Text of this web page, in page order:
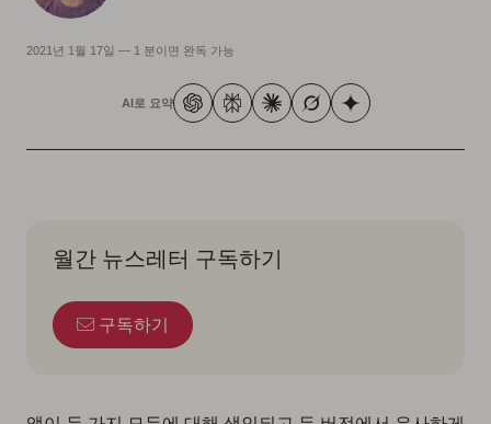
2021년 1월 17일 — 1 분이면 완독 가능
AI로 요약
월간 뉴스레터 구독하기
구독하기